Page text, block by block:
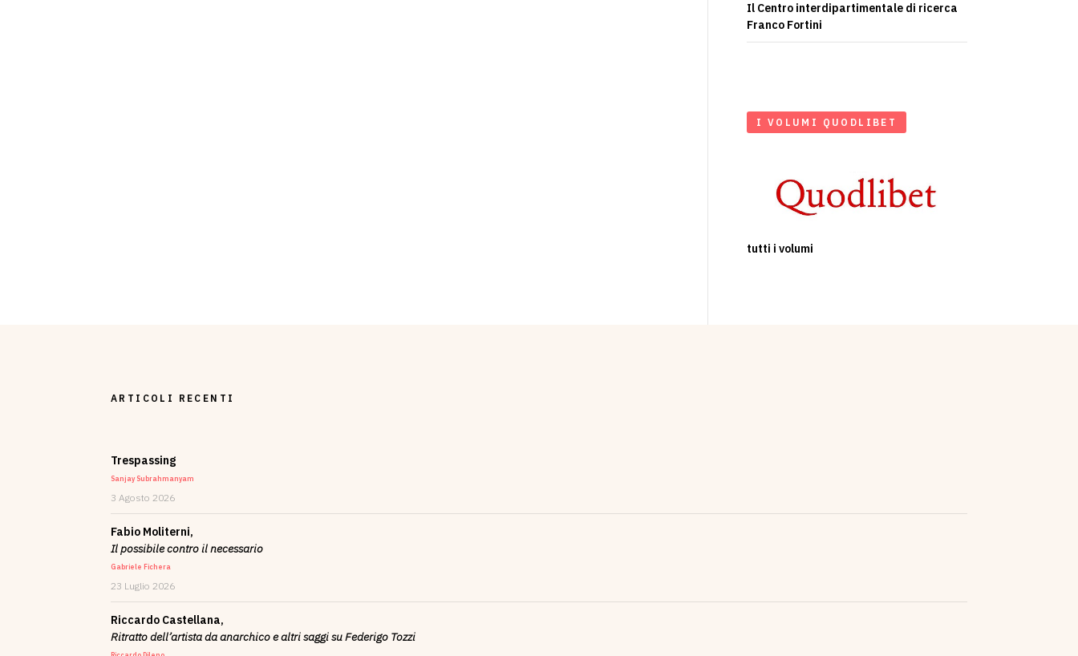
Il Centro interdipartimentale di ricerca
Franco Fortini
I VOLUMI QUODLIBET
tutti i volumi
ARTICOLI RECENTI
Trespassing
Sanjay Subrahmanyam
3 Agosto 2026
Fabio Moliterni,
Il possibile contro il necessario
Gabriele Fichera
23 Luglio 2026
Riccardo Castellana,
Ritratto dell’artista da anarchico e altri saggi su Federigo Tozzi